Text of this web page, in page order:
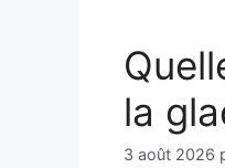
la
3 août 2026